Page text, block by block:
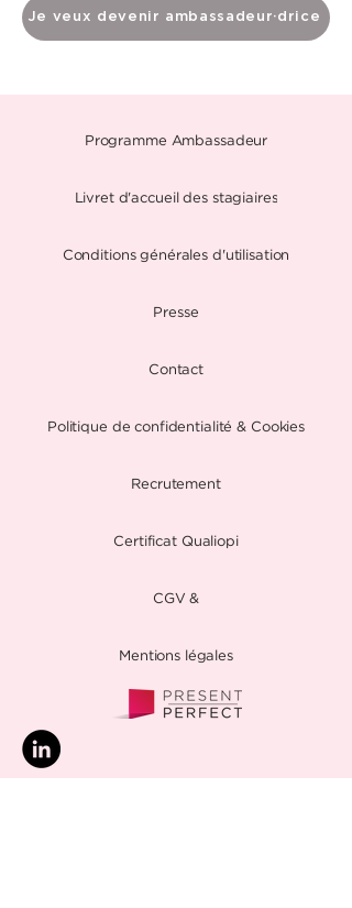
Je veux devenir ambassadeur·drice
Programme Ambassadeur
Livret d'accueil des stagiaires
Conditions générales d'utilisation
Presse
Contact
Politique de confidentialité & Cookies
Recrutement
Certificat Qualiopi
CGV &
Mentions légales